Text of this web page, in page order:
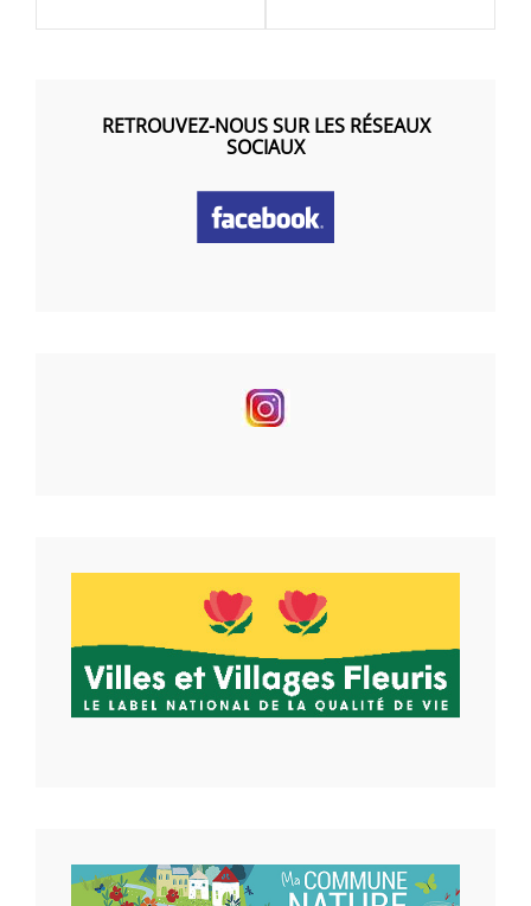
RETROUVEZ-NOUS SUR LES RÉSEAUX
SOCIAUX